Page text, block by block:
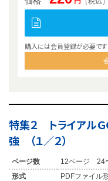
購入には会員登録が必要です
特集２ トライアル
強 （１／２）
ページ数
12ページ 24
形式
PDFファイル